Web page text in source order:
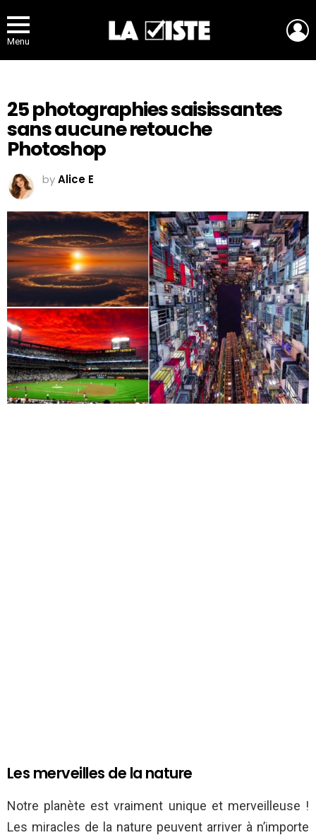
Menu
25 photographies saisissantes
sans aucune retouche
Photoshop
byAlice E
Les merveilles de la nature
Notre planète est vraiment unique et merveilleuse !
Les miracles de la nature peuvent arriver à n’importe